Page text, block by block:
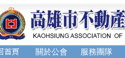
關於公會 服務團隊